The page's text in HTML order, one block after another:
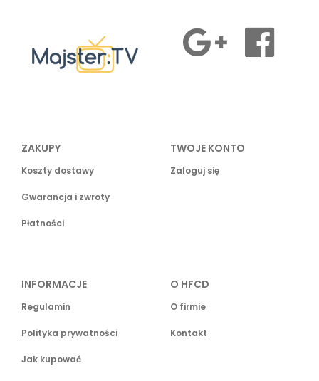
ZAKUPY
Koszty dostawy
Gwarancja i zwroty
Płatności
TWOJE KONTO
Zaloguj się
INFORMACJE
Regulamin
Polityka prywatności
Jak kupować
O HFCD
O firmie
Kontakt